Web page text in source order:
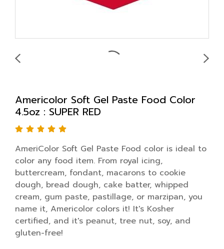
Americolor Soft Gel Paste Food Color
4.5oz : SUPER RED
AmeriColor Soft Gel Paste Food color is ideal to
color any food item. From royal icing,
buttercream, fondant, macarons to cookie
dough, bread dough, cake batter, whipped
cream, gum paste, pastillage, or marzipan, you
name it, Americolor colors it! It's Kosher
certified, and it's peanut, tree nut, soy, and
gluten-free!